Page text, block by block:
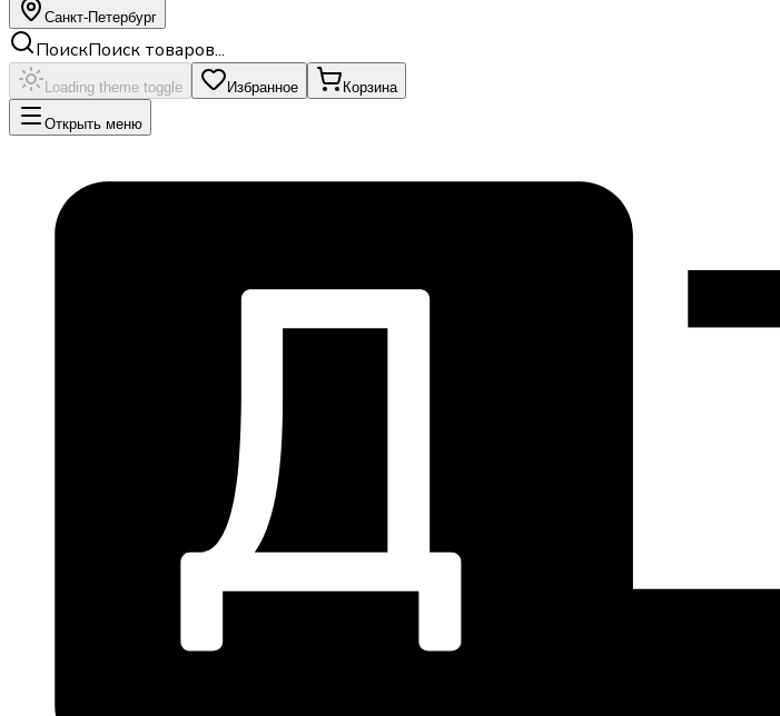
Санкт-Петербург
ПоискПоиск товаров...
Loading theme toggle Избранное Корзина
Открыть меню